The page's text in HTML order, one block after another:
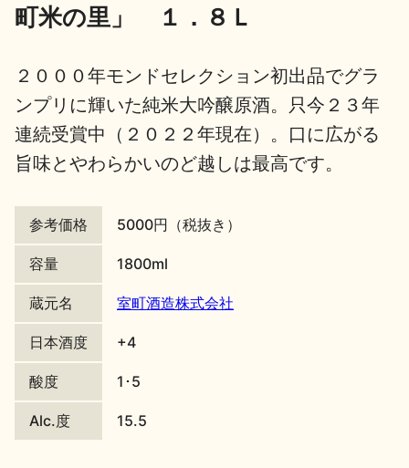
地酒川柳 地酒小説
日本酒の楽しみ方特集
地酒・イベント情報
町米の里」 １．８Ｌ
２０００年モンドセレクション初出品でグラ
ンプリに輝いた純米大吟醸原酒。只今２３年
連続受賞中（２０２２年現在）。口に広がる
旨味とやわらかいのど越しは最高です。
参考価格 5000円（税抜き）
容量 1800ml
蔵元名 室町酒造株式会社
日本酒度 +4
酸度 1･5
Alc.度 15.5